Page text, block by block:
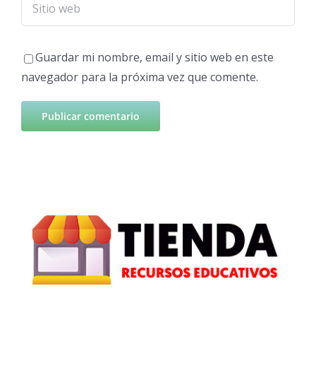
Guardar mi nombre, email y sitio web en este
navegador para la próxima vez que comente.